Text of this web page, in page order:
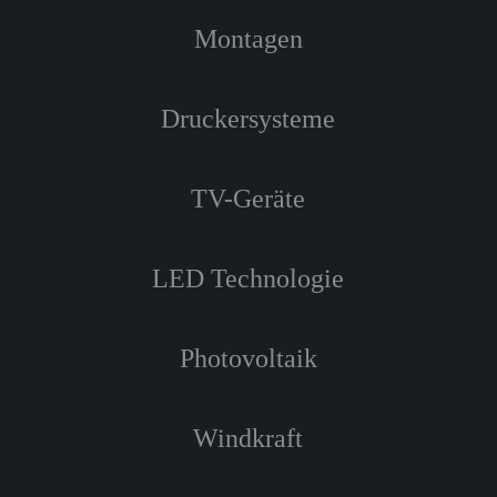
Montagen
Druckersysteme
TV-Geräte
LED Technologie
Photovoltaik
Windkraft